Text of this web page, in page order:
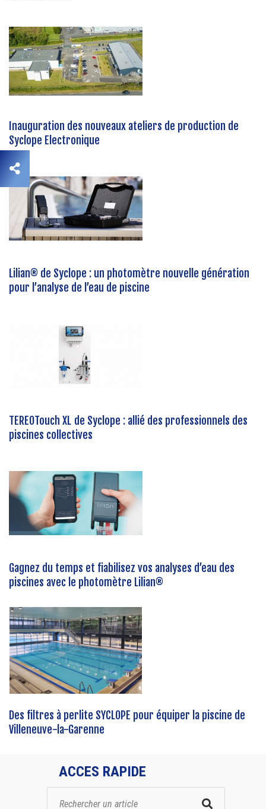
Inauguration des nouveaux ateliers de production de
Syclope Electronique
Lilian® de Syclope : un photomètre nouvelle génération
pour l’analyse de l’eau de piscine
TEREOTouch XL de Syclope : allié des professionnels des
piscines collectives
Gagnez du temps et fiabilisez vos analyses d’eau des
piscines avec le photomètre Lilian®
Des filtres à perlite SYCLOPE pour équiper la piscine de
Villeneuve-la-Garenne
ACCES RAPIDE